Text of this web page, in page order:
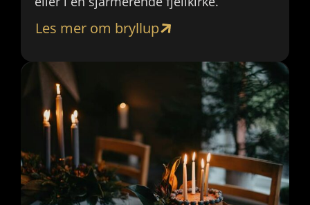
Les mer om bryllup